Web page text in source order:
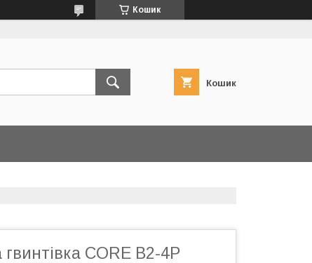
Кошик
Кошик
CORE B2-4P